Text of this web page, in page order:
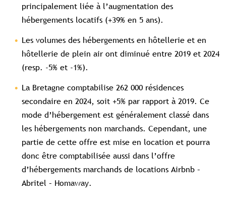
principalement liée à l’augmentation des
hébergements locatifs (+39% en 5 ans).
Les volumes des hébergements en hôtellerie et en
hôtellerie de plein air ont diminué entre 2019 et 2024
(resp. -5% et -1%).
La Bretagne comptabilise 262 000 résidences
secondaire en 2024, soit +5% par rapport à 2019. Ce
mode d’hébergement est généralement classé dans
les hébergements non marchands. Cependant, une
partie de cette offre est mise en location et pourra
donc être comptabilisée aussi dans l’offre
d’hébergements marchands de locations Airbnb –
Abritel – Homaway.
Contenu réservé aux abonné(e)s